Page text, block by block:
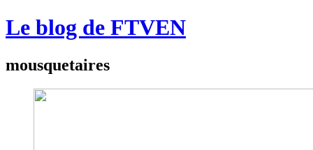
Le blog de FTVEN
mousquetaires